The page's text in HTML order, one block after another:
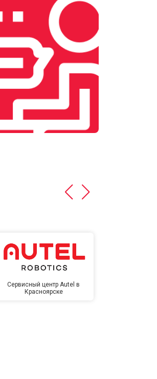
Сервисный центр Autel в
Красноярске